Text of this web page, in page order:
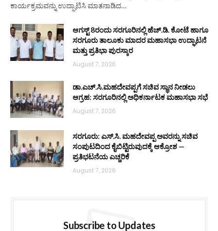
ಕಾರ್ಯಕ್ರಮವನ್ನು ಉದ್ಘಾಟಿಸಿ ಮಾತನಾಡಿದ…
ಆಗಸ್ಟ್ 8ರಂದು ಸರಗೂರಿನಲ್ಲಿ ಹೆಚ್.ಡಿ. ಕೋಟೆ ಹಾಗೂ
ಸರಗೂರು ತಾಲೂಕು ಮಾದರ ಮಹಾಸಭಾ ಉದ್ಘಾಟನೆ
ಮತ್ತು ಪ್ರತಿಭಾ ಪುರಸ್ಕಾರ
August 7, 2026
ಡಾ.ಎಚ್.ಸಿ.ಮಹದೇವಪ್ಪಗೆ ಸಚಿವ ಸ್ಥಾನ ನೀಡಲು
ಆಗ್ರಹ: ಸರಗೂರಿನಲ್ಲಿ ಅಧಿಕರ್ನಾಟಕ ಮಹಾಸಭಾ ಸಭೆ
August 7, 2026
ಸರಗೂರು: ಎಸ್.ಸಿ. ಮಹದೇವಪ್ಪ ಅವರನ್ನು ಸಚಿವ
ಸಂಪುಟದಿಂದ ಕೈಬಿಟ್ಟಿರುವುದಕ್ಕೆ ಆಕ್ರೋಶ —
ಪ್ರತಿಭಟನೆಯ ಎಚ್ಚರಿಕೆ
August 7, 2026
Subscribe to Updates